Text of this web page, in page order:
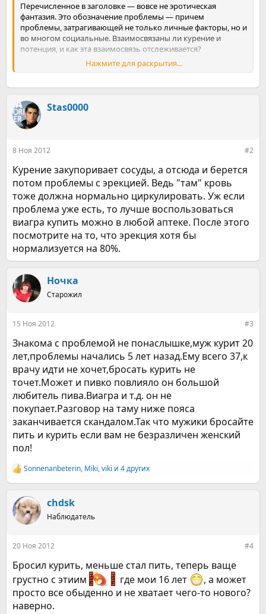
Перечисленное в заголовке — вовсе не эротическая
фантазия. Это обозначение проблемы — причем
проблемы, затрагивающей не только личные факторы, но и
во многом социальные. Взаимосвязаны ли курение и
потенция, и как эта взаимосвязь отслеживается?
Один из показателей здоровья мужчины — состояние его
проблемы в виде эректильной дисфункции или снижения
полового влечения преходящи и не сказываются на работе
организма. Есть и обратная зависимость: чем больше
проблем или неудач в сексуальной жизни, тем раньше
соматические, телесные заболевания.
Критический возраст, когда большинство мужчин впервые
знакомятся с неудачами в половой жизни — 35 лет. В это
время снижается выработка тестостерона, который важен
не только для потенции, но и регулирует состояние
сосудов. Причем здесь сосуды?
Далее...
Нажмите для раскрытия...
Stas0000
8 Ноя 2012 #2
Курение закупоривает сосуды, а отсюда и берется
потом проблемы с эрекцией. Ведь "там" кровь
тоже должна нормально циркулировать. Уж если
проблема уже есть, то лучше воспользоваться
виагра купить можно в любой аптеке. После этого
посмотрите на то, что эрекция хотя бы
нормализуется на 80%.
Ночка
Старожил
15 Ноя 2012 #3
Знакома с проблемой не понаслышке,муж курит 20
лет,проблемы начались 5 лет назад.Ему всего 37,к
врачу идти не хочет,бросать курить не
точет.Может и пивко повлияло он большой
любитель пива.Виагра и т.д. он не
покупает.Разговор на таму ниже пояса
заканчивается скандалом.Так что мужики бросайте
пить и курить если вам не безразличен женский
пол!
Р
е
к
ц
и
Sonnenanbeterin, Miki,viki и 4 других
chdsk
Наблюдатель
20 Ноя 2012 #4
Бросил курить, меньше стал пить, теперь ваще
грустно с этиим
где мои 16 лет
, а может
просто все обыденно и не хватает чего-то нового?
наверно.